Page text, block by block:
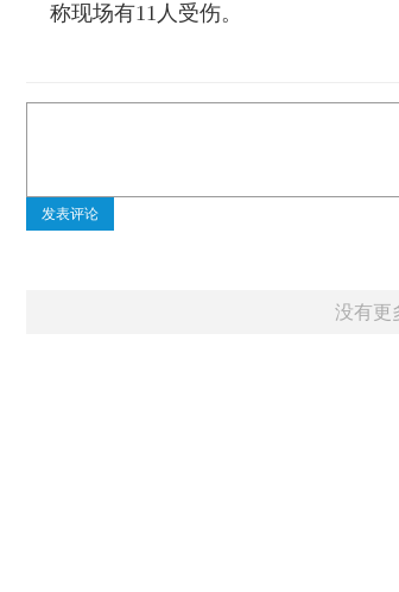
称现场有11人受伤。
发表评论
没有更